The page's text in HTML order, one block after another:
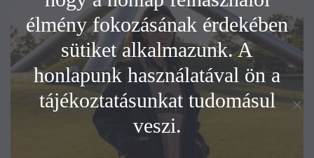
élmény fokozásának érdekében
sütiket alkalmazunk. A
honlapunk használatával ön a
tájékoztatásunkat tudomásul
veszi.